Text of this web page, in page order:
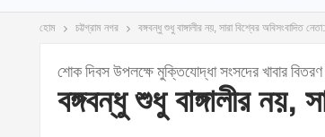
হোম চট্টগ্রাম নগর বঙ্গবন্ধু শুধু বাঙ্গালীর নয়, সারা বিশ্বের অবিসংবাদিত নেতা:
শোক দিবস উপলক্ষে মুক্তিযোদ্ধা সংসদের খাবার
বঙ্গবন্ধু শুধু বাঙ্গালীর নয়,